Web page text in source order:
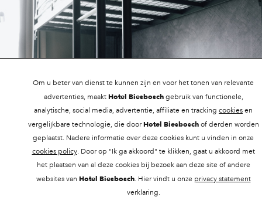
Inclusief:
Om u beter van dienst te kunnen zijn en voor het tonen van relevante
advertenties, maakt Hotel Biesboschgebruik van functionele,
analytische, social media, advertentie, affiliate en tracking cookies en
vergelijkbare technologie, die doorHotel Biesboschof derden worden
geplaatst. Nadere informatie over deze cookies kunt u vinden in onze
cookies policy. Door op "Ik ga akkoord" te klikken, gaat u akkoord met
het plaatsen van al deze cookies bij bezoek aan deze site of andere
websites van Hotel Biesbosch. Hier vindt u onze privacy statement
verklaring.